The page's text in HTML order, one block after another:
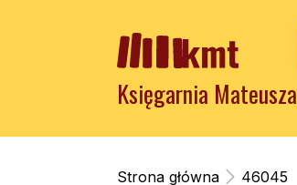
Księgarnia Mateusza
Strona główna 46045